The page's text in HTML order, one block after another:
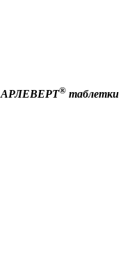
АРЛЕВЕРТ® таблетки